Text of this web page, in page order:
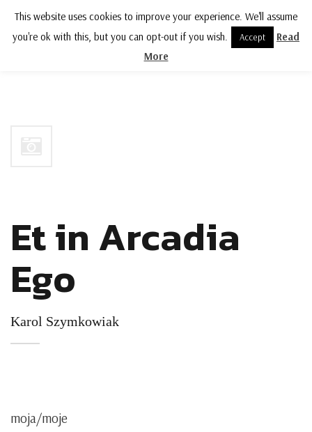
MENU
Et in Arcadia
Ego
Karol Szymkowiak
moja/moje
This website uses cookies to improve your experience. We'll assume
you're ok with this, but you can opt-out if you wish.
Accept
Read
More